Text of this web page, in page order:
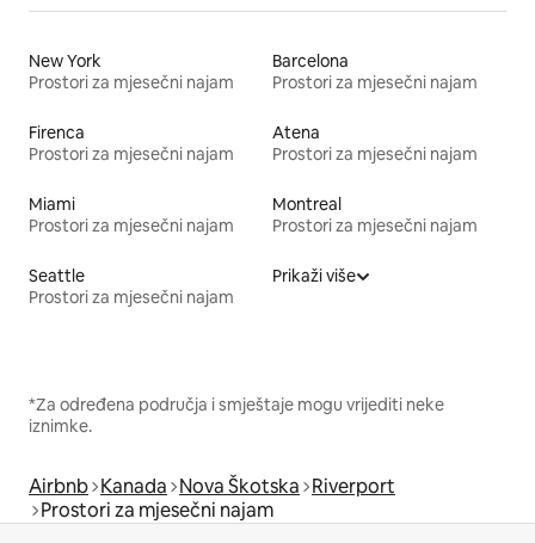
New York
Prostori za mjesečni najam
Barcelona
Prostori za mjesečni najam
Firenca
Prostori za mjesečni najam
Atena
Prostori za mjesečni najam
Miami
Prostori za mjesečni najam
Montreal
Prostori za mjesečni najam
Seattle
Prostori za mjesečni najam
Prikaži više
*Za određena područja i smještaje mogu vrijediti neke
iznimke.
Airbnb Kanada Nova Škotska Riverport
Prostori za mjesečni najam